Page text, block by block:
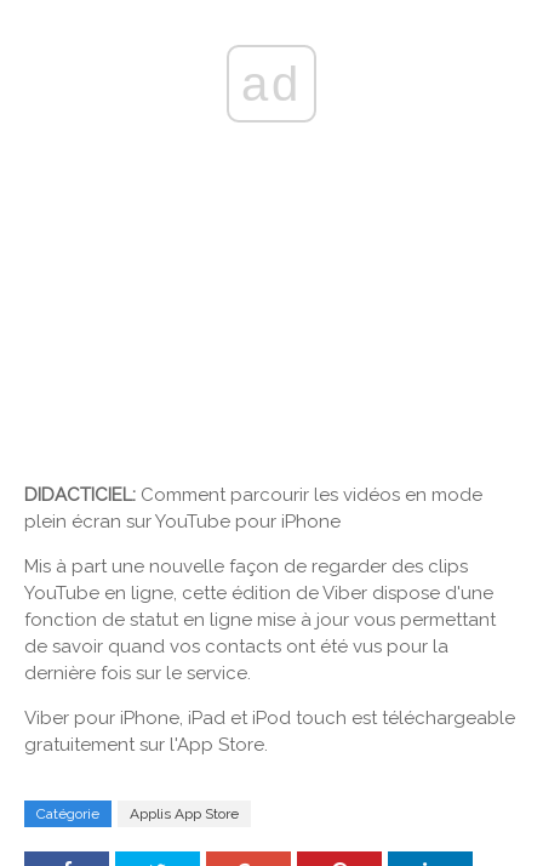
ad
DIDACTICIEL: Comment parcourir les vidéos en mode
plein écran sur YouTube pour iPhone
Mis à part une nouvelle façon de regarder des clips
YouTube en ligne, cette édition de Viber dispose d'une
fonction de statut en ligne mise à jour vous permettant
de savoir quand vos contacts ont été vus pour la
dernière fois sur le service.
Viber pour iPhone, iPad et iPod touch est téléchargeable
gratuitement sur l'App Store.
Catégorie Applis App Store